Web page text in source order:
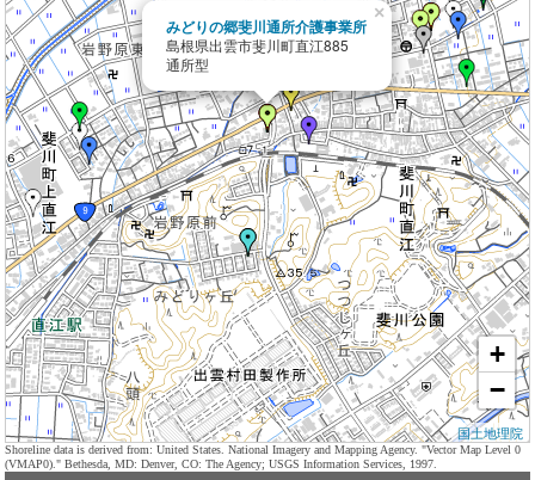
みどりの郷斐川通所介護事業所
島根県出雲市斐川町直江885
通所型
×
+
−
国土地理院
Shoreline data is derived from: United States. National Imagery and Mapping Agency. "Vector Map Level 0
(VMAP0)." Bethesda, MD: Denver, CO: The Agency; USGS Information Services, 1997.